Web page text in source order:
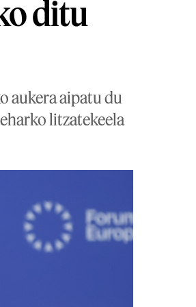
ditu
aukera aipatu du
litzatekeela